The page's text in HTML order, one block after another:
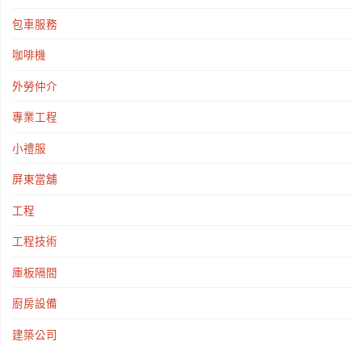
包車服務
咖啡機
外勞仲介
專業工程
小禮服
屏東當舖
工程
工程技術
庫板隔間
廚房設備
建築公司